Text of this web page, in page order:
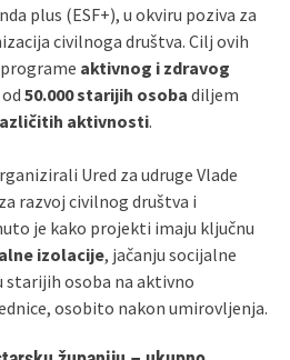
plus (ESF+), u okviru poziva za
civilnoga društva. Cilj ovih
aktivnog i zdravog
50.000 starijih osoba diljem
aktivnosti.
Ured za udruge Vlade
razvoj civilnog društva i
je kako projekti imaju ključnu
izolacije, jačanju socijalne
osoba na aktivno
osobito nakon umirovljenja.